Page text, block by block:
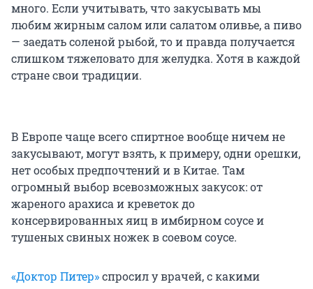
много. Если учитывать, что закусывать мы
любим жирным салом или салатом оливье, а пиво
— заедать соленой рыбой, то и правда получается
слишком тяжеловато для желудка. Хотя в каждой
стране свои традиции.
В Европе чаще всего спиртное вообще ничем не
закусывают, могут взять, к примеру, одни орешки,
нет особых предпочтений и в Китае. Там
огромный выбор всевозможных закусок: от
жареного арахиса и креветок до
консервированных яиц в имбирном соусе и
тушеных свиных ножек в соевом соусе.
«Доктор Питер»спросил у врачей, с какими